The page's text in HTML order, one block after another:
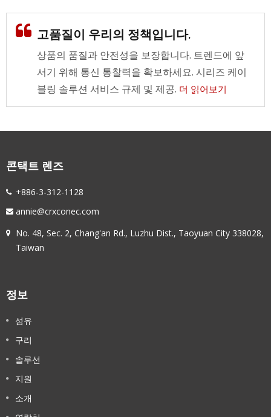
고품질이 우리의 정책입니다.
상품의 품질과 안전성을 보장합니다. 트렌드에 앞
서기 위해 통신 통찰력을 확보하세요. 시리즈 케이
블링 솔루션 서비스 규제 및 제공. 더 읽어보기
콘택트 렌즈
+886-3-312-1128
annie@crxconec.com
No. 48, Sec. 2, Chang'an Rd., Luzhu Dist., Taoyuan City 338028,
Taiwan
정보
섬유
구리
솔루션
지원
소개